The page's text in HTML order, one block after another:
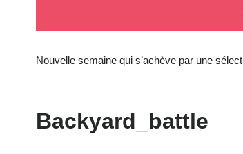
Nouvelle semaine qui s’achève par une
Backyard_battle